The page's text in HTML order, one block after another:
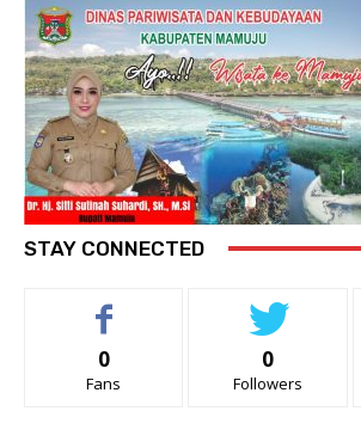
STAY CONNECTED
0
Fans
0
Followers